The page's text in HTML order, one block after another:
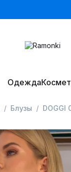
Одежда
Блузы DOGGI